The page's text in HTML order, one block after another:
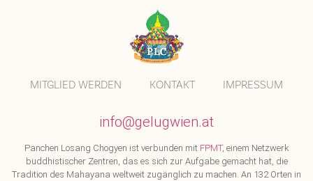
MITGLIED WERDEN KONTAKT IMPRESSUM
info@gelugwien.at
Panchen Losang Chogyen ist verbunden mit FPMT, einem Netzwerk
buddhistischer Zentren, das es sich zur Aufgabe gemacht hat, die
Tradition des Mahayana weltweit zugänglich zu machen. An 132 Orten in